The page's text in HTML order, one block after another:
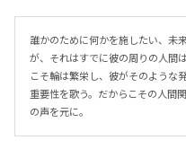
誰かのために何かを施したい、未
が、それはすでに彼の周りの人間
こそ輪は繁栄し、彼がそのような
重要性を歌う。だからこその人間
の声を元に。